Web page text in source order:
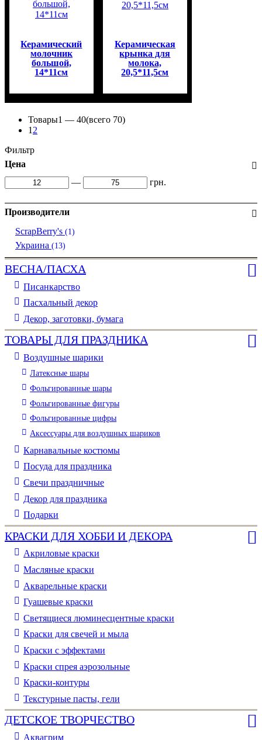
Керамический
молочник
большой,
14*11см
Керамическая
крынка для
молока,
20,5*11,5см
Товары1 — 40(всего 70)
1 2
Фильтр
Цена
—
грн.
Производители
ScrapBerry's (1)
Украина (13)
ВЕСНА/ПАСХА
Писанкарство
Пасхальный декор
Декор, заготовки, бумага
ТОВАРЫ ДЛЯ ПРАЗДНИКА
Воздушные шарики
Латексные шары
Фольгированные шары
Фольгированные фигуры
Фольгированные цифры
Аксессуары для воздушных шариков
Карнавальные костюмы
Посуда для праздника
Свечи праздничные
Декор для праздника
Подарки
КРАСКИ ДЛЯ ХОББИ И ДЕКОРА
Акриловые краски
Масляные краски
Акварельные краски
Гуашевые краски
Светящиеся люминесцентные краски
Краски для свечей и мыла
Краски с эффектами
Краски спрея аэрозольные
Краски-контуры
Текстурные пасты, гели
ДЕТСКОЕ ТВОРЧЕСТВО
Аквагрим